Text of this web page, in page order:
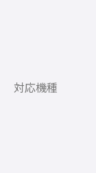
対応機種